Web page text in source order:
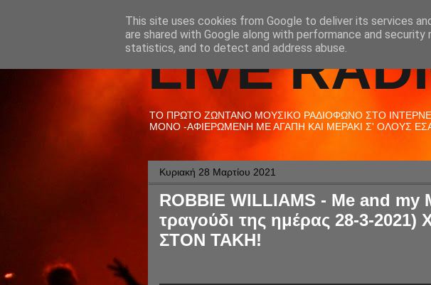
LIVE
ΤΟ ΠΡΩΤΟ ΖΩΝΤΑΝΟ ΜΟΥΣΙΚΟ ΡΑΔΙΟΦΩΝΟ ΣΤΟ
ΜΟΝΟ -ΑΦΙΕΡΩΜΕΝΗ ΜΕ ΑΓΑΠΗ ΚΑΙ ΜΕΡΑΚΙ Σ' ΟΛΟΥΣ
Κυριακή 28 Μαρτίου 2021
ROBBIE WILLIAMS - Me and my
τραγούδι της ημέρας 28-3-
ΣΤΟΝ ΤΑΚΗ!
This site uses cookies from Google to deliver its services
are shared with Google along with performance and
statistics, and to detect and address abuse.